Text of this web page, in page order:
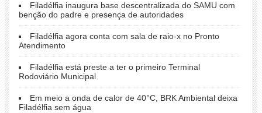
Filadélfia inaugura base descentralizada do SAMU com
benção do padre e presença de autoridades
Filadélfia agora conta com sala de raio-x no Pronto
Atendimento
Filadélfia está preste a ter o primeiro Terminal
Rodoviário Municipal
Em meio a onda de calor de 40°C, BRK Ambiental deixa
Filadélfia sem água